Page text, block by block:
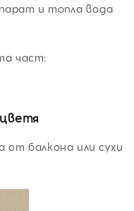
и топла вода
част:
от балкона или сухи